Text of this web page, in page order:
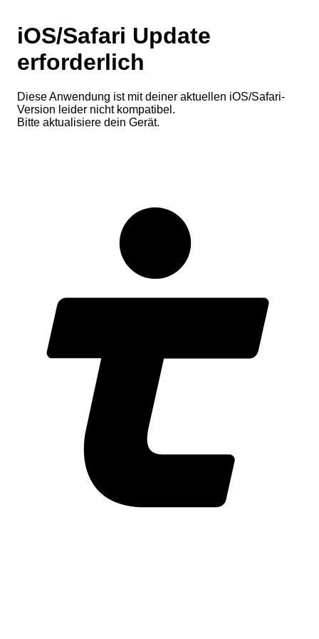
iOS/Safari Update
erforderlich
Diese Anwendung ist mit deiner aktuellen iOS/Safari-
Version leider nicht kompatibel.
Bitte aktualisiere dein Gerät.